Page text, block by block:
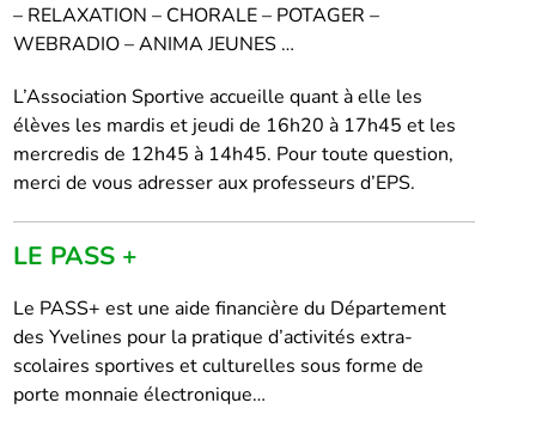
– RELAXATION – CHORALE – POTAGER –
WEBRADIO – ANIMA JEUNES …
L’Association Sportive accueille quant à elle les
élèves les mardis et jeudi de 16h20 à 17h45 et les
mercredis de 12h45 à 14h45. Pour toute question,
merci de vous adresser aux professeurs d’EPS.
LE PASS +
Le PASS+ est une aide financière du Département
des Yvelines pour la pratique d’activités extra-
scolaires sportives et culturelles sous forme de
porte monnaie électronique…